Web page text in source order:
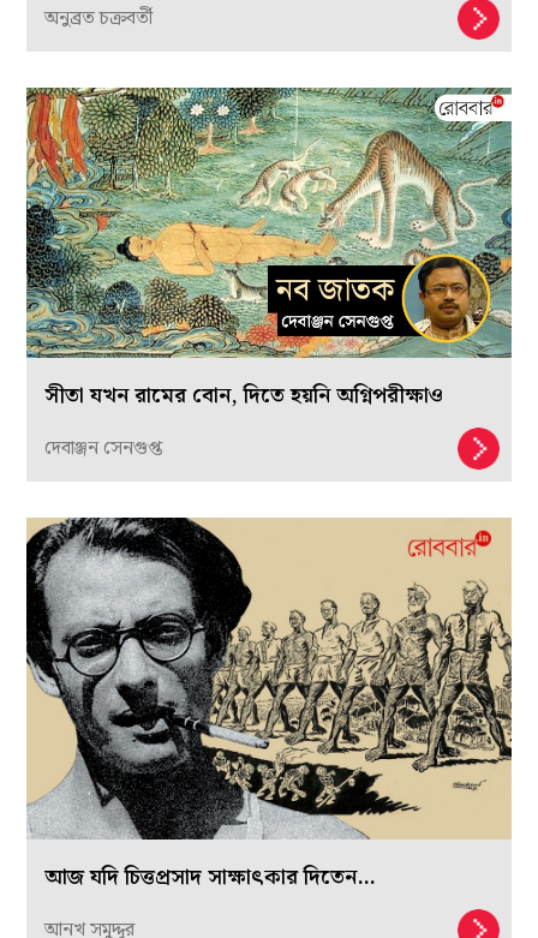
অনুব্রত চক্রবর্তী
সীতা যখন রামের বোন, দিতে হয়নি অগ্নিপরীক্ষাও
দেবাঞ্জন সেনগুপ্ত
আজ যদি চিত্তপ্রসাদ সাক্ষাৎকার দিতেন…
আনখ সমুদ্দুর